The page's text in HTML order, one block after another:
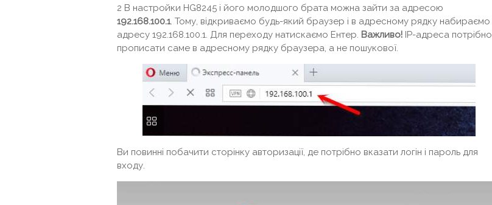
2 В настройки HG8245 і його молодшого брата можна зайти за адресою
192.168.100.1. Тому, відкриваємо будь-який браузер і в адресному рядку набираємо
адресу 192.168.100.1. Для переходу натискаємо Ентер. Важливо! IP-адреса потрібно
прописати саме в адресному рядку браузера, а не пошукової.
Ви повинні побачити сторінку авторизації, де потрібно вказати логін і пароль для
входу.